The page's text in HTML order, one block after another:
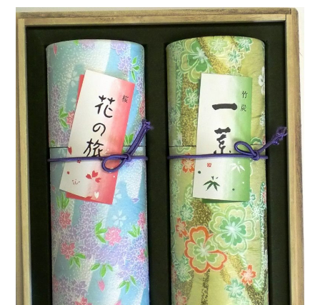
l
e
n
a
v
g
a